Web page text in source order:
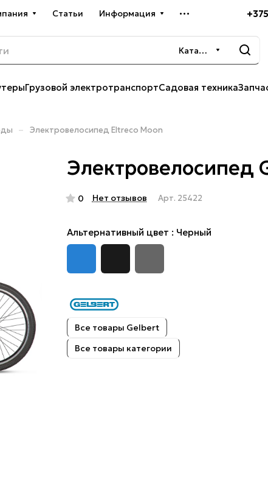
Статьи Информация
Каталог
Грузовой электротранспортСадовая техника
– Электровелосипед Eltreco Moon
Электровелосипед
0 Нет отзывов Арт. 25422
Альтернативный цвет : Черный
Все товары Gelbert
Все товары категории